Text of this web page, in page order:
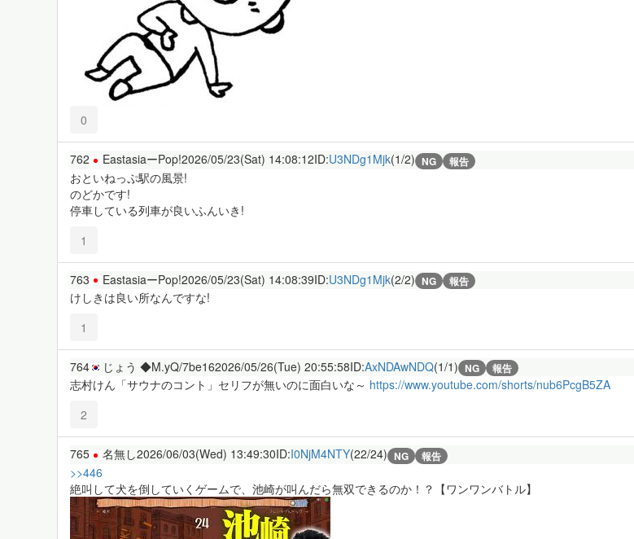
0
762 EastasiaーPop!2026/05/23(Sat) 14:08:12ID:U3NDg1Mjk(1/2) NG 報告
おといねっぷ駅の風景!
のどかです!
停車している列車が良いふんいき!
1
763 EastasiaーPop!2026/05/23(Sat) 14:08:39ID:U3NDg1Mjk(2/2) NG 報告
けしきは良い所なんですな!
1
764 じょう ◆M.yQ/7be162026/05/26(Tue) 20:55:58ID:AxNDAwNDQ(1/1) NG 報告
志村けん「サウナのコント」セリフが無いのに面白いな～ https://www.youtube.com/shorts/nub6PcgB5ZA
2
765 名無し2026/06/03(Wed) 13:49:30ID:I0NjM4NTY(22/24) NG 報告
>>446
絶叫して犬を倒していくゲームで、池崎が叫んだら無双できるのか！？【ワンワンバトル】